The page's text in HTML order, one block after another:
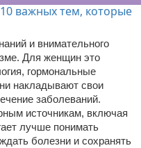
и внимательного
Для женщин это
гормональные
накладывают свои
заболеваний.
источникам, включая
лучше понимать
болезни и сохранять